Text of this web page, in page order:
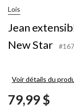
Lois
Jean
New Star
Voir détails du
79,99 $